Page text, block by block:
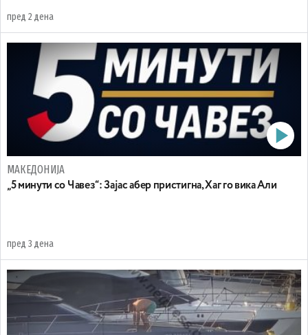
пред 2 дена
МАКЕДОНИЈА
„5 минути со Чавез“: Зајас абер пристигна, Хаг го вика Али
пред 3 дена